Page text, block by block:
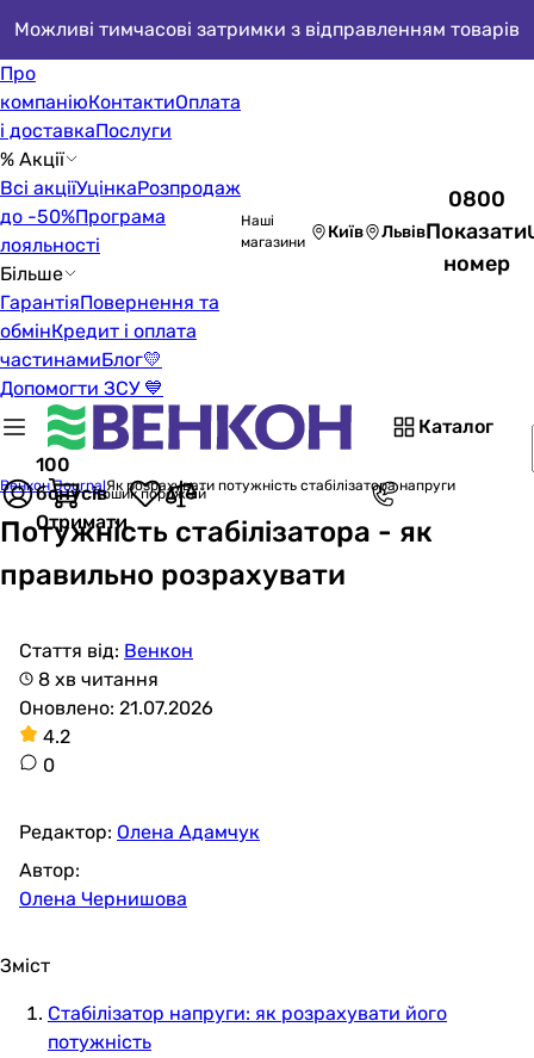
Можливі тимчасові затримки з відправленням товарів
Про
компаніюКонтактиОплата
і доставкаПослуги
% Акції
Всі акціїУцінкаРозпродаж
до -50%Програма
лояльності
Більше
ГарантіяПовернення та
обмінКредит і оплата
частинамиБлог💛
Допомогти ЗСУ 💙
Наші
магазини
Київ Львів
0800
Показати
номер
Каталог
100
бонусів
Отримати
Кошик порожній
Венкон JournalЯк розрахувати потужність стабілізатора напруги
Потужність стабілізатора - як
правильно розрахувати
Стаття від: Венкон
8 хв читання
Оновлено: 21.07.2026
4.2
0
Редактор: Олена Адамчук
Автор:
Олена Чернишова
Зміст
Стабілізатор напруги: як розрахувати його
потужність